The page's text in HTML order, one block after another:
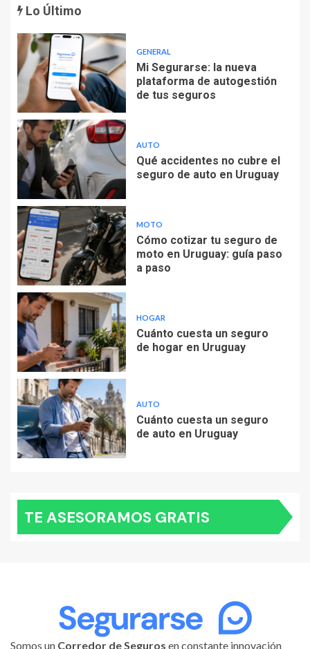
Lo Último
GENERAL
Mi Segurarse: la nueva
plataforma de autogestión
de tus seguros
AUTO
Qué accidentes no cubre el
seguro de auto en Uruguay
MOTO
Cómo cotizar tu seguro de
moto en Uruguay: guía paso
a paso
HOGAR
Cuánto cuesta un seguro
de hogar en Uruguay
AUTO
Cuánto cuesta un seguro
de auto en Uruguay
TE ASESORAMOS GRATIS
Somos un Corredor de Seguros en constante innovación